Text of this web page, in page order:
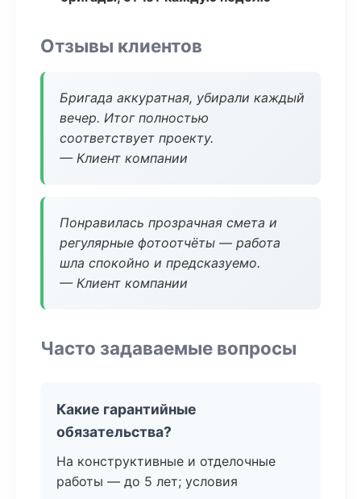
Отзывы клиентов
Бригада аккуратная, убирали каждый
вечер. Итог полностью
соответствует проекту.
— Клиент компании
Понравилась прозрачная смета и
регулярные фотоотчёты — работа
шла спокойно и предсказуемо.
— Клиент компании
Часто задаваемые вопросы
Какие гарантийные
обязательства?
На конструктивные и отделочные
работы — до 5 лет; условия